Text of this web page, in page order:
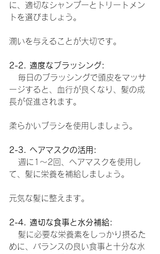
に、適切なシャンプーとトリートメン
トを選びましょう。
潤いを与えることが大切です。
2-2. 適度なブラッシング:
毎日のブラッシングで頭皮をマッサ
ージすると、血行が良くなり、髪の成
長が促進されます。
柔らかいブラシを使用しましょう。
2-3. ヘアマスクの活用:
週に1〜2回、ヘアマスクを使用し
て、髪に栄養を補給しましょう。
元気な髪に整えます。
2-4. 適切な食事と水分補給:
髪に必要な栄養素をしっかり摂るた
めに、バランスの良い食事と十分な水